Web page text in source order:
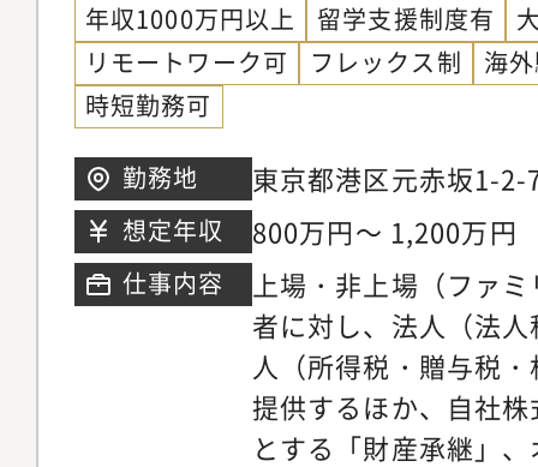
年収1000万円以上 留学支援制度有
リモートワーク可
フレックス制
海
時短勤務可
勤務地 東京都港区元赤坂1-
想定年収 800万円～ 1,200万円
仕事内容
上場・非上場（ファ
者に対し、法人（法
人（所得税・贈与税
提供するほか、自社
とする「財産承継」